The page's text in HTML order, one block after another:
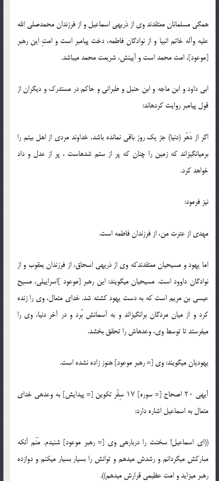
همگی مسلمانان معتقدند وی از ذریه‏ی اسماعیل و از فرزندان محمدصلی الله
علیه وآله خاتم انبیا و از نوادگان فاطمه، دخت پیامبر است و امتِ این رهبر
[موعود]، امت محمد است و آیینش، شریعت محمد می‏باشد.
ابی داود و ابن ماجه و ابن حنبل و طبرانی و حاکم در مستدرک و دیگران از
قول پیامبر روایت کرده‏اند:
اگر از دَهْر (دنیا) جز یک روز باقی نمانده باشد، خداوند مردی از اهل بیتم را
برمی‏انگیزاند که زمین را چنان که پر از ستم شده‏است ، پر از عدل و داد
خواهد کرد.
نیز فرمود:
مهدی از عترت من، از فرزندان فاطمه است.
اما یهود و مسیحیان معتقدندکه وی از ذریه‏ی اسحاق، از فرزندان یعقوب و از
نوادگان داوود است. مسیحیان می‏گویند: این رهبر [موعود ]اسراییلی، مسیح
عیسی بن مریم است که به دست یهود کشته شد. خدای متعال، وی را زنده
کرد و از میان مردگان برانگیزاند و به آسمانش بُرد و در آخر دنیا، وی را
می‏فرستد تا توسط وی، وعده‏اش را تحقق بخشد.
یهودیان می‏گویند: وی [= رهبر موعود] هنوز زاده نشده است.
آیه‏ی ۲۰ اصحاح [= سوره‏] ۱۷ سِفْر تکوین [= پیدایش‏] به وعده‏ی خدای
متعال به اسماعیل اشاره دارد:
((ای اسماعیل! سخنت را درباره‏ی وی [= رهبر موعود] شنیدم. مَنَم آن‏که
مبارکش می‏گردانم و رشدش می‏دهم و توانش را بسیار بسیار می‏کنم و دوازده
رهبر می‏زاید و امت عظیمی قرارش می‏دهم)).